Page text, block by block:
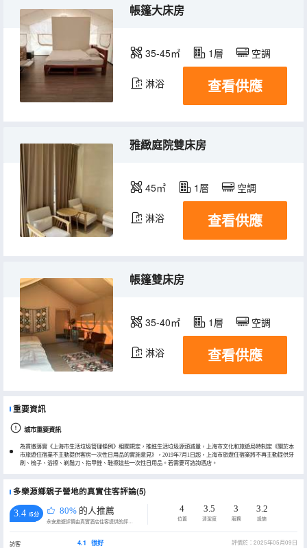
帳篷大床房
35-45㎡ 1層 空調
淋浴 查看供應
雅緻庭院雙床房
45㎡ 1層 空調
淋浴 查看供應
帳篷雙床房
35-40㎡ 1層 空調
淋浴 查看供應
重要資訊
城市重要資訊
為貫徹落實《上海市生活垃圾管理條例》相關規定，推進生活垃圾源頭減量，上海市文化和旅遊局特制定《關於本
市旅遊住宿業不主動提供客房一次性日用品的實施意見》，2019年7月1日起，上海市旅遊住宿業將不再主動提供牙
刷、梳子、浴擦、剃鬚刀、指甲銼、鞋擦這些一次性日用品。若需要可諮詢酒店。
多樂源鄉親子營地的真實住客評論(5)
3.4 /5分 80% 的人推薦
永安旅遊評價由真實酒店住客提供的評價。
4
位置
3.5
清潔度
3
服務
3.2
設施
訪客
4.1 很好
評價於：2025年05月09日